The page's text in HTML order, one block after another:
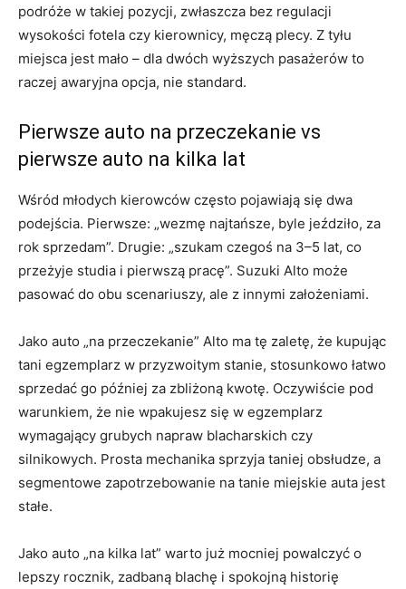
podróże w takiej pozycji, zwłaszcza bez regulacji
wysokości fotela czy kierownicy, męczą plecy. Z tyłu
miejsca jest mało – dla dwóch wyższych pasażerów to
raczej awaryjna opcja, nie standard.
Pierwsze auto na przeczekanie vs
pierwsze auto na kilka lat
Wśród młodych kierowców często pojawiają się dwa
podejścia. Pierwsze: „wezmę najtańsze, byle jeździło, za
rok sprzedam”. Drugie: „szukam czegoś na 3–5 lat, co
przeżyje studia i pierwszą pracę”. Suzuki Alto może
pasować do obu scenariuszy, ale z innymi założeniami.
Jako auto „na przeczekanie” Alto ma tę zaletę, że kupując
tani egzemplarz w przyzwoitym stanie, stosunkowo łatwo
sprzedać go później za zbliżoną kwotę. Oczywiście pod
warunkiem, że nie wpakujesz się w egzemplarz
wymagający grubych napraw blacharskich czy
silnikowych. Prosta mechanika sprzyja taniej obsłudze, a
segmentowe zapotrzebowanie na tanie miejskie auta jest
stałe.
Jako auto „na kilka lat” warto już mocniej powalczyć o
lepszy rocznik, zadbaną blachę i spokojną historię